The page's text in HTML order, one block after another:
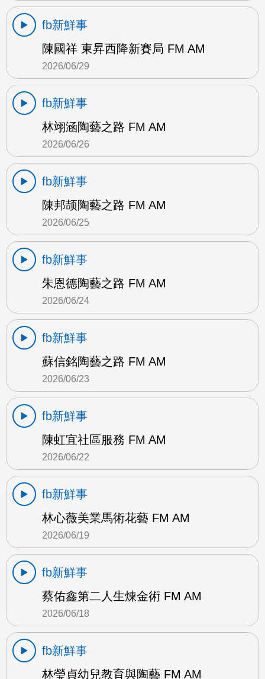
fb新鮮事
陳國祥 東昇西降新賽局 FM AM
2026/06/29
fb新鮮事
林翊涵陶藝之路 FM AM
2026/06/26
fb新鮮事
陳邦颉陶藝之路 FM AM
2026/06/25
fb新鮮事
朱恩德陶藝之路 FM AM
2026/06/24
fb新鮮事
蘇信銘陶藝之路 FM AM
2026/06/23
fb新鮮事
陳虹宜社區服務 FM AM
2026/06/22
fb新鮮事
林心薇美業馬術花藝 FM AM
2026/06/19
fb新鮮事
蔡佑鑫第二人生煉金術 FM AM
2026/06/18
fb新鮮事
林瑩貞幼兒教育與陶藝 FM AM